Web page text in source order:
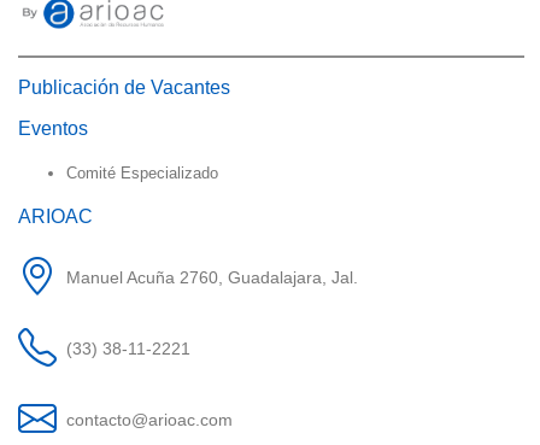
Publicación de Vacantes
Eventos
Comité Especializado
ARIOAC
Manuel Acuña 2760, Guadalajara, Jal.
(33) 38-11-2221
contacto@arioac.com